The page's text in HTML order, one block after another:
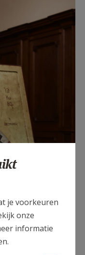
je voorkeuren
onze
informatie